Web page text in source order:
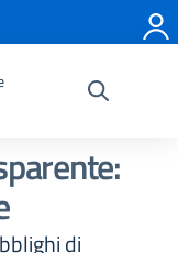
di